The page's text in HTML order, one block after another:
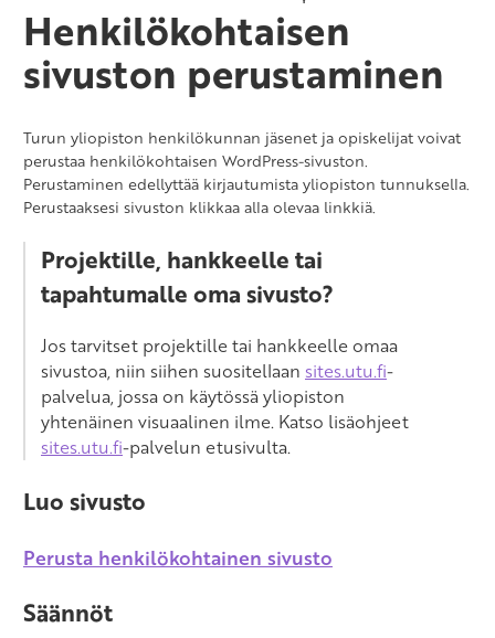
Henkilökohtaisen
sivuston perustaminen
Turun yliopiston henkilökunnan jäsenet ja opiskelijat voivat
perustaa henkilökohtaisen WordPress-sivuston.
Perustaminen edellyttää kirjautumista yliopiston tunnuksella.
Perustaaksesi sivuston klikkaa alla olevaa linkkiä.
Projektille, hankkeelle tai
tapahtumalle oma sivusto?
Jos tarvitset projektille tai hankkeelle omaa
sivustoa, niin siihen suositellaan sites.utu.fi-
palvelua, jossa on käytössä yliopiston
yhtenäinen visuaalinen ilme. Katso lisäohjeet
sites.utu.fi-palvelun etusivulta.
Luo sivusto
Perusta henkilökohtainen sivusto
Säännöt